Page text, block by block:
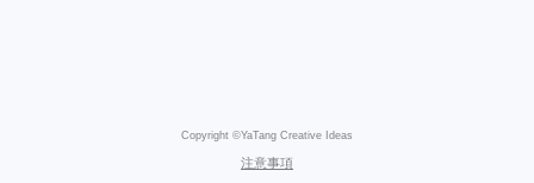
Copyright ©YaTang Creative Ideas
注意事項